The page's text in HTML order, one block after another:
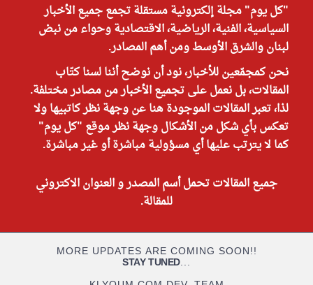
"كل يوم" مجلة إلكترونية مستقلة تجمع جميع الأخبار
السياسية، الفنية، الرياضية، الاقتصادية وحواء من نبض
لبنان والشرق الأوسط ومن أهم المصادر.
نحن كمجمّعين للأخبار، نود أن نوضح أننا لسنا كتّاب
المقالات، بل نعمل على تجميع الأخبار من مصادر مختلفة.
لذا، تعبر المقالات الموجودة هنا عن وجهة نظر كاتبيها ولا
تعكس بأي شكل من الأشكال وجهة نظر موقع "كل يوم"
كما لا يترتب عليها أي مسؤولية مباشرة أو غير مباشرة.
جميع المقالات تحمل أسم المصدر و العنوان الاكتروني
للمقالة.
MORE UPDATES ARE COMING SOON!!
STAY TUNED...